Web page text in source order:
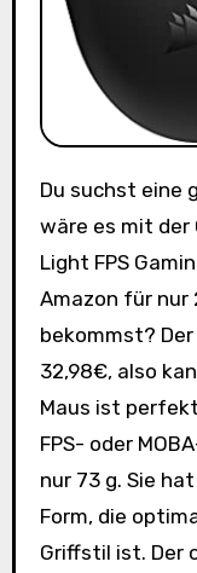
Du suchst eine günstige Gaming-Maus? Wie
wäre es mit der
Light FPS
Amazon für nur
bekommst?
32,98€, also
Maus ist
FPS- oder
nur 73 g. Sie
Form, die
Griffstil ist. Der